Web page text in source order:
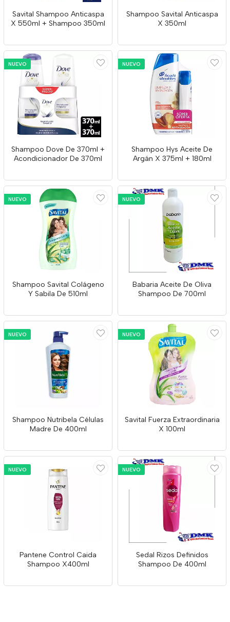
Savital Shampoo Anticaspa
X 550ml + Shampoo 350ml
Shampoo Savital Anticaspa
X 350ml
NUEVO
Shampoo Dove De 370ml +
Acondicionador De 370ml
NUEVO
Shampoo Hys Aceite De
Argán X 375ml + 180ml
NUEVO
Shampoo Savital Colágeno
Y Sabila De 510ml
NUEVO
Babaria Aceite De Oliva
Shampoo De 700ml
NUEVO
Shampoo Nutribela Células
Madre De 400ml
NUEVO
Savital Fuerza Extraordinaria
X 100ml
NUEVO
Pantene Control Caida
Shampoo X400ml
NUEVO
Sedal Rizos Definidos
Shampoo De 400ml